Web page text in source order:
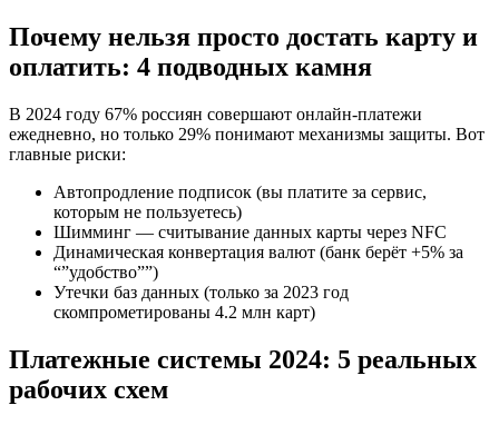
Почему нельзя просто достать карту и
оплатить: 4 подводных камня
В 2024 году 67% россиян совершают онлайн-платежи
ежедневно, но только 29% понимают механизмы защиты. Вот
главные риски:
Автопродление подписок (вы платите за сервис,
которым не пользуетесь)
Шимминг — считывание данных карты через NFC
Динамическая конвертация валют (банк берёт +5% за
“”удобство””)
Утечки баз данных (только за 2023 год
скомпрометированы 4.2 млн карт)
Платежные системы 2024: 5 реальных
рабочих схем